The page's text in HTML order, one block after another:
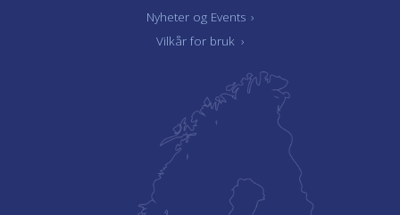
Nyheter og Events ›
Vilkår for bruk ›